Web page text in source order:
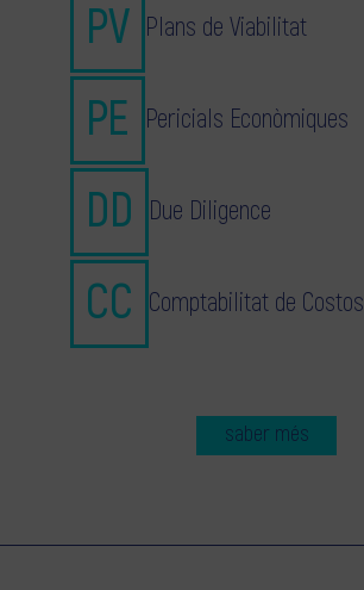
Plans de Viabilitat
Pericials Econòmiques
Due Diligence
Comptabilitat de Costos
saber més